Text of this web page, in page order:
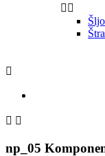
 

 
np_05